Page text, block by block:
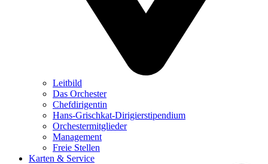
Leitbild
Das Orchester
Chefdirigentin
Hans-Grischkat-Dirigierstipendium
Orchestermitglieder
Management
Freie Stellen
Karten & Service